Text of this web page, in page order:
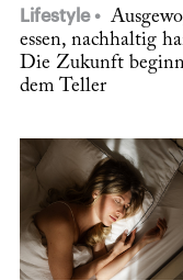
Lifestyle
essen, nachhaltig
Die Zukunft
dem Teller